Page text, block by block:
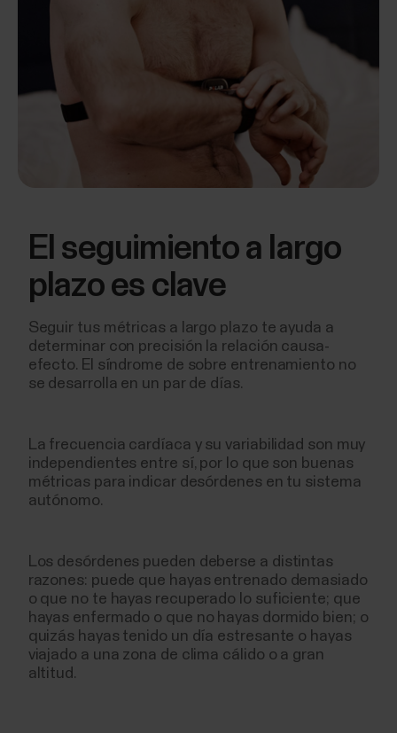
El seguimiento a largo
plazo es clave
Seguir tus métricas a largo plazo te ayuda a
determinar con precisión la relación causa-
efecto. El síndrome de sobre entrenamiento no
se desarrolla en un par de días.
La frecuencia cardíaca y su variabilidad son muy
independientes entre sí, por lo que son buenas
métricas para indicar desórdenes en tu sistema
autónomo.
Los desórdenes pueden deberse a distintas
razones: puede que hayas entrenado demasiado
o que no te hayas recuperado lo suficiente; que
hayas enfermado o que no hayas dormido bien; o
quizás hayas tenido un día estresante o hayas
viajado a una zona de clima cálido o a gran
altitud.